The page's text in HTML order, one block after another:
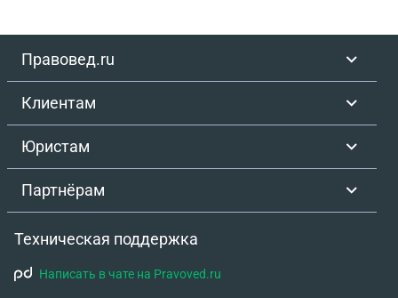
Правовед.ru
Клиентам
Юристам
Партнёрам
Техническая поддержка
Написать в чате на Pravoved.ru